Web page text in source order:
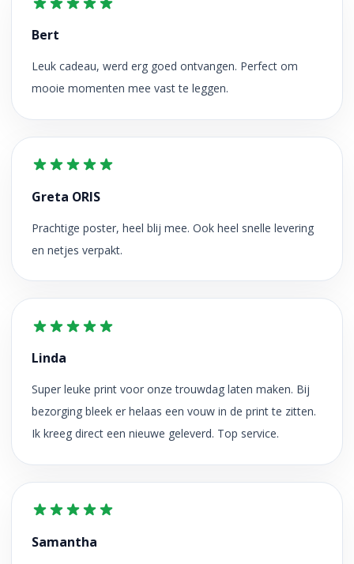
Bert
Leuk cadeau, werd erg goed ontvangen. Perfect om
mooie momenten mee vast te leggen.
Greta ORIS
Prachtige poster, heel blij mee. Ook heel snelle levering
en netjes verpakt.
Linda
Super leuke print voor onze trouwdag laten maken. Bij
bezorging bleek er helaas een vouw in de print te zitten.
Ik kreeg direct een nieuwe geleverd. Top service.
Samantha